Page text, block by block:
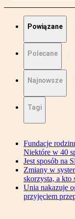
Powiązane
Polecane
Najnowsze
Tagi
Fundacje
Niektóre w 40
Jest sposób na
Zmiany w
skorzysta, a kto
Unia nakazuje
przyjęciem